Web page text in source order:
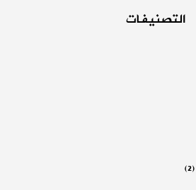
التصنيفات
(2)